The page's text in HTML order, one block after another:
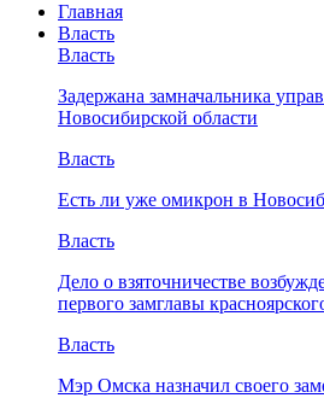
Главная
Власть
Власть
Задержана замначальника
Новосибирской области
Власть
Есть ли уже омикрон в
Власть
Дело о взяточничестве
первого замглавы
Власть
Мэр Омска назначил своего